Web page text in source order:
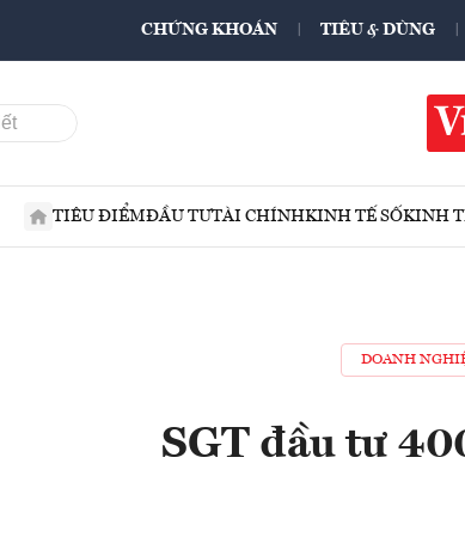
CHỨNG KHOÁN TIÊU & DÙNG
TIÊU ĐIỂMĐẦU TƯTÀI CHÍNHKINH TẾ SỐKINH
DOANH
SGT đầu tư